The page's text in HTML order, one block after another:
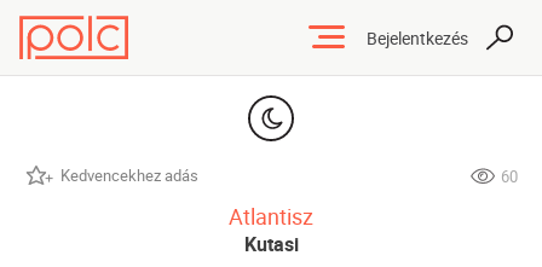
Bejelentkezés
Kedvencekhez adás 60
Atlantisz
Kutasi